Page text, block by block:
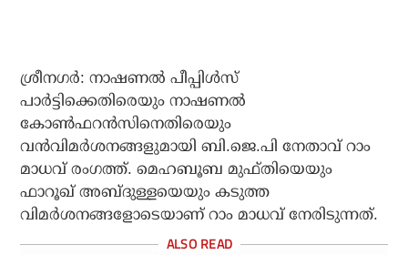
ശ്രീനഗര്‍: നാഷണല്‍ പീപ്പിള്‍സ്
പാര്‍ട്ടിക്കെതിരെയും നാഷണല്‍
കോണ്‍ഫറന്‍സിനെതിരെയും
വന്‍വിമര്‍ശനങ്ങളുമായി ബി.ജെ.പി നേതാവ് റാം
മാധവ് രംഗത്ത്. മെഹബൂബ മുഫ്തിയെയും
ഫാറൂഖ് അബ്ദുള്ളയെയും കടുത്ത
വിമര്‍ശനങ്ങളോടെയാണ് റാം മാധവ് നേരിടുന്നത്.